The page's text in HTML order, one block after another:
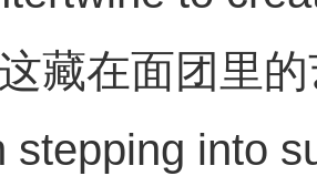
藏在面团里
stepping into